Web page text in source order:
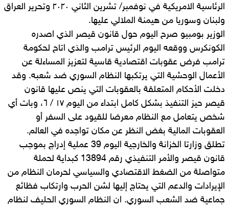
الرئاسية الامريكية في نوفمبر/ تشرين الثاني ٢٠٢٠ وتحرير العراق
ولبنان وسوريا من هيمنة الملالي عليها.
الوزير بومبيو صرح اليوم حول قانون قيصر الذي اصدره
الكونكرس ووقعه اليوم الرئيس ترامب والذي اتاح لحكومة
ترامب فرض عقوبات اقتصادية قاسية لتعزيز المساءلة عن
الأعمال الوحشية التي يرتكبها النظام السوري ضد شعبه. وقد
دخلت الأحكام المتعلقة بالعقوبات التي ينص عليها قانون
قيصر حيز التنفيذ بشكل كامل ابتداء من اليوم ١٧ / ٦، وبات أي
شخص يتعامل مع النظام معرضا للقيود على السفر أو
العقوبات المالية بغض النظر عن مكان تواجده في العالم.
تطلق وزارتا الخزانة والخارجية اليوم 39 عملية إدراج بموجب
قانون قيصر والأمر التنفيذي رقم 13894 كبداية لحملة
متواصلة من الضغط الاقتصادي والسياسي لحرمان النظام من
الإيرادات والدعم التي يحتاج إليها لشن الحرب وارتكاب فظائع
جماعية ضد الشعب السوري. ان النظام السوري الحليف لنظام